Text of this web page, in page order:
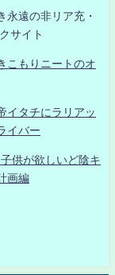
永遠の非リア充・
サイト
こもりニートのオ
イタチにラリアッ
イバー
供が欲しいど陰キ
画編